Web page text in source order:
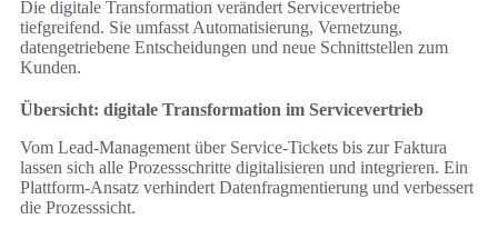
Die digitale Transformation verändert Servicevertriebe
tiefgreifend. Sie umfasst Automatisierung, Vernetzung,
datengetriebene Entscheidungen und neue Schnittstellen zum
Kunden.
Übersicht: digitale Transformation im Servicevertrieb
Vom Lead-Management über Service-Tickets bis zur Faktura
lassen sich alle Prozessschritte digitalisieren und integrieren. Ein
Plattform-Ansatz verhindert Datenfragmentierung und verbessert
die Prozesssicht.